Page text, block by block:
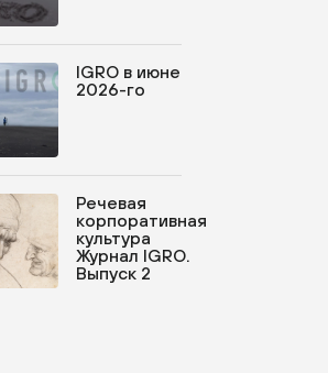
IGRO в июне
2026-го
Речевая
корпоративная
культура
Журнал IGRO.
Выпуск 2